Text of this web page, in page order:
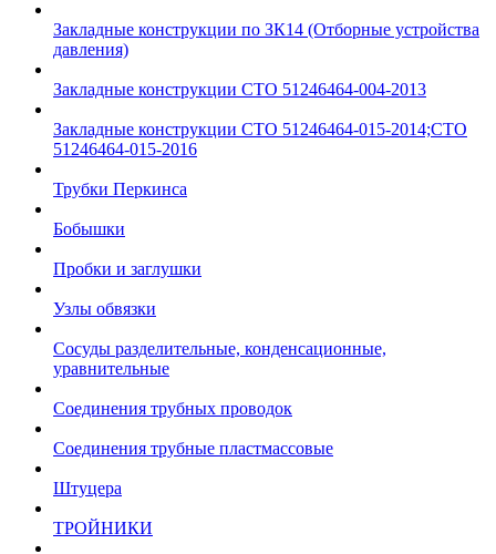
Закладные конструкции по ЗК14 (Отборные устройства
давления)
Закладные конструкции СТО 51246464-004-2013
Закладные конструкции СТО 51246464-015-2014;СТО
51246464-015-2016
Трубки Перкинса
Бобышки
Пробки и заглушки
Узлы обвязки
Сосуды разделительные, конденсационные,
уравнительные
Соединения трубных проводок
Соединения трубные пластмассовые
Штуцера
ТРОЙНИКИ